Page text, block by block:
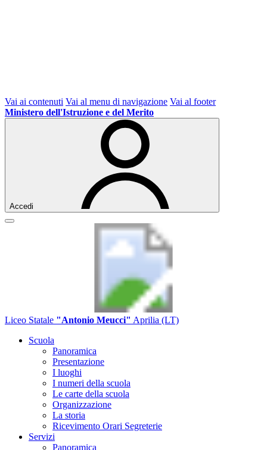
Vai ai contenuti Vai al menu di navigazione Vai al footer
Ministero dell'Istruzione e del Merito
Accedi
Liceo Statale "Antonio Meucci" Aprilia (LT)
Scuola
Panoramica
Presentazione
I luoghi
I numeri della scuola
Le carte della scuola
Organizzazione
La storia
Ricevimento Orari Segreterie
Servizi
Panoramica